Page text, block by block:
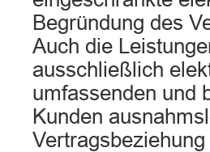
Begründung des
Auch die
ausschließlich
umfassenden und
Kunden